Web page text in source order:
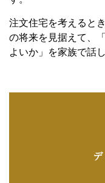
注文住宅を考えると
の将来を見据えて、
よいか」を家族で話